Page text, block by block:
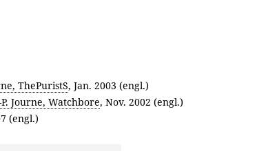
ThePuristS, Jan. 2003 (engl.)
Journe, Watchbore, Nov. 2002 (engl.)
(engl.)